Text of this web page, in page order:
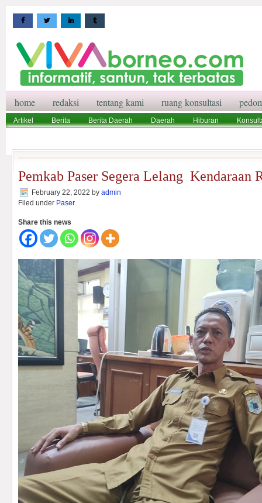
home redaksi tentang kami ruang konsultasi
Artikel Berita Berita Daerah Daerah Hiburan
Pemkab Paser Segera Lelang Kendaraan
February 22, 2022 by admin
Filed under Paser
Share this news